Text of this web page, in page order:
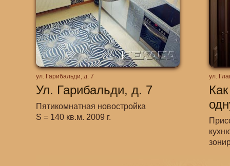
Ул. Гарибальди, д. 7
ул. Гарибальди, д. 7
Пятикомнатная новостройка
S = 140 кв.м. 2009 г.
ул.